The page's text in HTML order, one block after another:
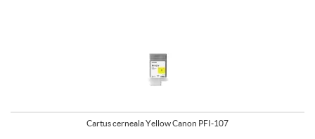
Cartus cerneala Yellow Canon PFI-107